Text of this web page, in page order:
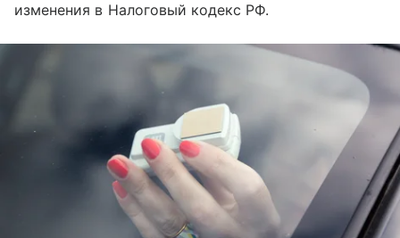
изменения в Налоговый кодекс РФ.